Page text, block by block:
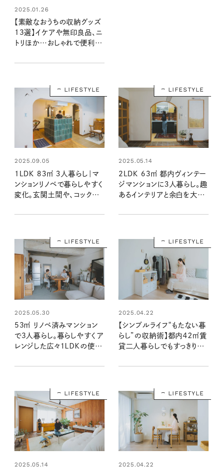
2025.01.26
【素敵なおうちの収納グッズ
13選】イケアや無印良品、ニ
トリほか…おしゃれで便利な
2024
LIFESTYLE
2025.09.05
1LDK 83㎡ 3人暮らし｜マ
ンションリノベで暮らしやすく
変化。玄関土間や、コックピッ
使い勝手のよさもお気に入
LIFESTYLE
2025.05.14
2LDK 63㎡ 都内ヴィンテー
ジマンションに3人暮らし。趣
あるインテリアと余白を大切
うち訪問：長野宏美さん宅前
LIFESTYLE
2025.05.30
53㎡ リノベ済みマンション
で3人暮らし。暮らしやすくア
レンジした広々1LDKの使い
ん宅前編）
LIFESTYLE
2025.04.22
【シンプルライフ“もたない暮
らし”の収納術】都内42㎡賃
貸二人暮らしでもすっきりさ
問：夕街さやさん宅後編）
LIFESTYLE
2025.05.14
LIFESTYLE
2025.04.22